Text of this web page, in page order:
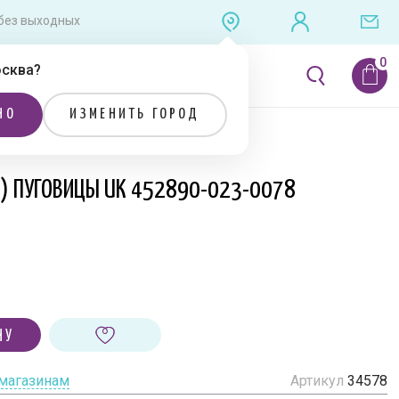
выходных
?
ИЗМЕНИТЬ ГОРОД
ЛИТЕРАТУРА
ПУГОВИЦЫ UK 452890-023-0078
Артикул 34578